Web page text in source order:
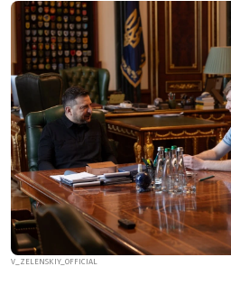
V_ZELENSKIY_OFFICIAL